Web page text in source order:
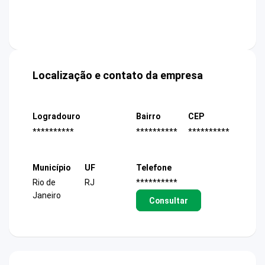
Localização e contato da empresa
Logradouro
**********
Bairro
**********
CEP
**********
Município
Rio de
Janeiro
UF
RJ
Telefone
**********
Consultar